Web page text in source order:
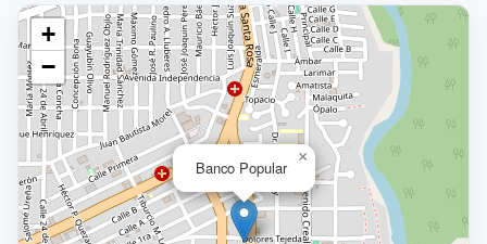
Banco Popular
×
+
−